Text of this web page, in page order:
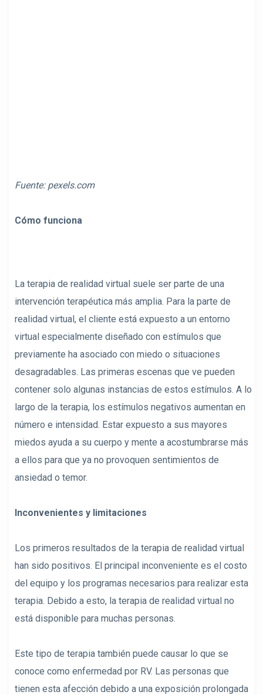
Fuente: pexels.com
Cómo funciona
La terapia de realidad virtual suele ser parte de una
intervención terapéutica más amplia. Para la parte de
realidad virtual, el cliente está expuesto a un entorno
virtual especialmente diseñado con estímulos que
previamente ha asociado con miedo o situaciones
desagradables. Las primeras escenas que ve pueden
contener solo algunas instancias de estos estímulos. A lo
largo de la terapia, los estímulos negativos aumentan en
número e intensidad. Estar expuesto a sus mayores
miedos ayuda a su cuerpo y mente a acostumbrarse más
a ellos para que ya no provoquen sentimientos de
ansiedad o temor.
Inconvenientes y limitaciones
Los primeros resultados de la terapia de realidad virtual
han sido positivos. El principal inconveniente es el costo
del equipo y los programas necesarios para realizar esta
terapia. Debido a esto, la terapia de realidad virtual no
está disponible para muchas personas.
Este tipo de terapia también puede causar lo que se
conoce como enfermedad por RV. Las personas que
tienen esta afección debido a una exposición prolongada